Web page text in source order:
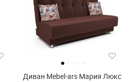
Диван Mebel-ars Мария Люкс